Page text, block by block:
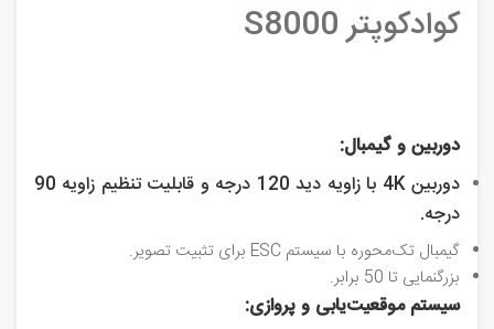
کوادکوپتر S8000
دوربین و گیمبال:
دوربین 4K با زاویه دید 120 درجه و قابلیت تنظیم زاویه 90
درجه.
گیمبال تک‌محوره با سیستم ESC برای تثبیت تصویر.
بزرگنمایی تا 50 برابر.
سیستم موقعیت‌یابی و پروازی: